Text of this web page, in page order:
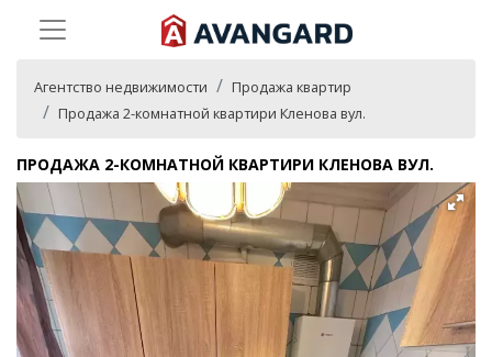
Агентство недвижимости
Продажа квартир
Продажа 2-комнатной квартири Кленова вул.
ПРОДАЖА 2-КОМНАТНОЙ КВАРТИРИ КЛЕНОВА ВУЛ.